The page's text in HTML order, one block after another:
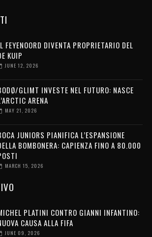
FEYENOORD DIVENTA PROPRIETARIO DEL
KUIP
JUNE 12, 2026
GLIMT INVESTE NEL FUTURO: NASCE
ARENA
MAY 21, 2026
JUNIORS PIANIFICA L’ESPANSIONE
BOMBONERA: CAPIENZA FINO A 80.000
MARCH 15, 2026
PLATINI CONTRO GIANNI INFANTINO:
CAUSA ALLA FIFA
JUNE 09, 2026